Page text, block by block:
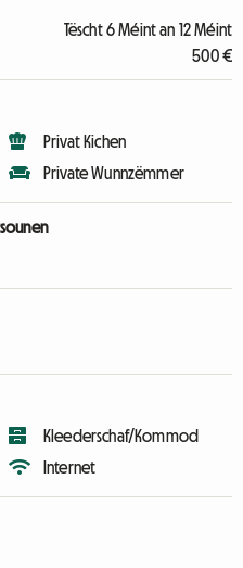
Tëscht 6 Méint an 12 Méint
500 €
Privat Kichen
Private Wunnzëmmer
Kleederschaf/Kommod
Internet